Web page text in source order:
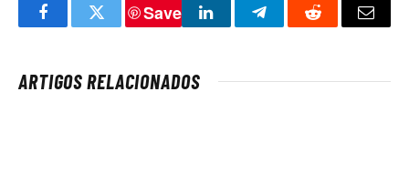
FacebookTwitter
Save
LinkedInTelegramReddit Email
ARTIGOS RELACIONADOS